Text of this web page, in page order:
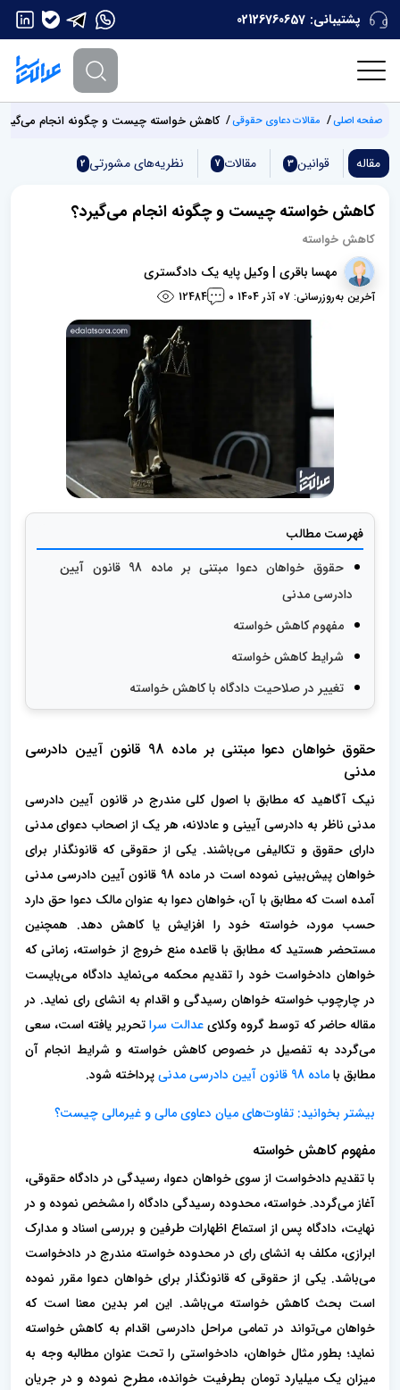
پشتیبانی: 02126760657
صفحه اصلی مقالات دعاوی حقوقی کاهش خواسته چیست و چگونه انجام
مقاله قوانین 3 مقالات 7 نظریه‌های مشورتی 2
کاهش خواسته چیست و چگونه انجام می‌گیرد؟
کاهش خواسته
مهسا باقری | وکیل پایه یک دادگستری
آخرین به‌روزرسانی: 07 آذر 1404 0
12484
فهرست مطالب
حقوق خواهان دعوا مبتنی بر ماده 98 قانون آیین
دادرسی مدنی
مفهوم کاهش خواسته
شرایط کاهش خواسته
تغییر در صلاحیت دادگاه با کاهش خواسته
حقوق خواهان دعوا مبتنی بر ماده 98 قانون آیین دادرسی
مدنی
نیک آگاهید که مطابق با اصول کلی مندرج در قانون آیین دادرسی
مدنی ناظر به دادرسی آیینی و عادلانه، هر یک از اصحاب دعوای مدنی
دارای حقوق و تکالیفی می‌باشند. یکی از حقوقی که قانونگذار برای
خواهان پیش‌بینی نموده است در ماده 98 قانون آیین دادرسی مدنی
آمده است که مطابق با آن، خواهان دعوا به عنوان مالک دعوا حق دارد
حسب مورد، خواسته خود را افزایش یا کاهش دهد. همچنین
مستحضر هستید که مطابق با قاعده منع خروج از خواسته، زمانی که
خواهان دادخواست خود را تقدیم محکمه می‌نماید دادگاه می‌بایست
در چارچوب خواسته خواهان رسیدگی و اقدام به انشای رای نماید. در
مقاله حاضر که توسط گروه وکلایعدالت سراتحریر یافته است، سعی
می‌گردد به تفصیل در خصوص کاهش خواسته و شرایط انجام آن
مطابق باماده 98 قانون آیین دادرسی مدنی
پرداخته شود.
بیشتر بخوانید: تفاوت‌های میان دعاوی مالی و غیرمالی چیست؟
مفهوم کاهش خواسته
با تقدیم دادخواست از سوی خواهان دعوا، رسیدگی در دادگاه حقوقی،
آغاز می‌گردد. خواسته، محدوده رسیدگی دادگاه را مشخص نموده و در
نهایت، دادگاه پس از استماع اظهارات طرفین و بررسی اسناد و مدارک
ابرازی، مکلف به انشای رای در محدوده خواسته مندرج در دادخواست
می‌باشد. یکی از حقوقی که قانونگذار برای خواهان دعوا مقرر نموده
است بحث کاهش خواسته می‌باشد. این امر بدین معنا است که
خواهان می‌تواند در تمامی مراحل دادرسی اقدام به کاهش خواسته
نماید؛ بطور مثال خواهان، دادخواستی را تحت عنوان مطالبه وجه به
میزان یک میلیارد تومان بطرفیت خوانده، مطرح نموده و در جریان